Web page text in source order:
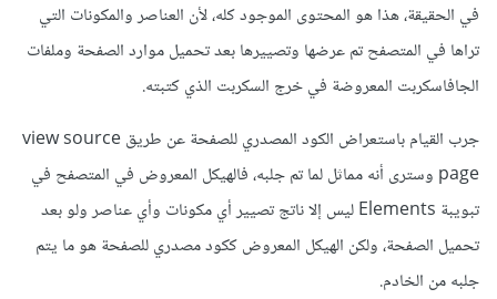
في الحقيقة، هذا هو المحتوى الموجود كله، لأن العناصر والمكونات التي
تراها في المتصفح تم عرضها وتصييرها بعد تحميل موارد الصفحة وملفات
الجافاسكربت المعروضة في خرج السكربت الذي كتبته.
جرب القيام باستعراض الكود المصدري للصفحة عن طريق view source
page وسترى أنه مماثل لما تم جلبه، فالهيكل المعروض في المتصفح في
تبويبة Elements ليس إلا ناتج تصيير أي مكونات وأي عناصر ولو بعد
تحميل الصفحة، ولكن الهيكل المعروض ككود مصدري للصفحة هو ما يتم
جلبه من الخادم.